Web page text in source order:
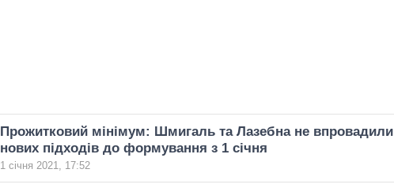
Прожитковий мінімум: Шмигаль та Лазебна не впровадили
нових підходів до формування з 1 січня
1 січня 2021, 17:52